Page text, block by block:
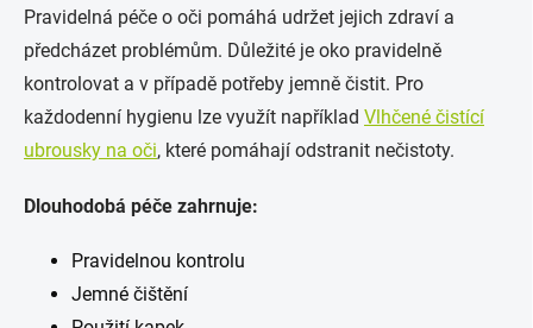
Pravidelná péče o oči pomáhá udržet jejich zdraví a
předcházet problémům. Důležité je oko pravidelně
kontrolovat a v případě potřeby jemně čistit. Pro
každodenní hygienu lze využít například Vlhčené čistící
ubrousky na oči, které pomáhají odstranit nečistoty.
Dlouhodobá péče zahrnuje:
Pravidelnou kontrolu
Jemné čištění